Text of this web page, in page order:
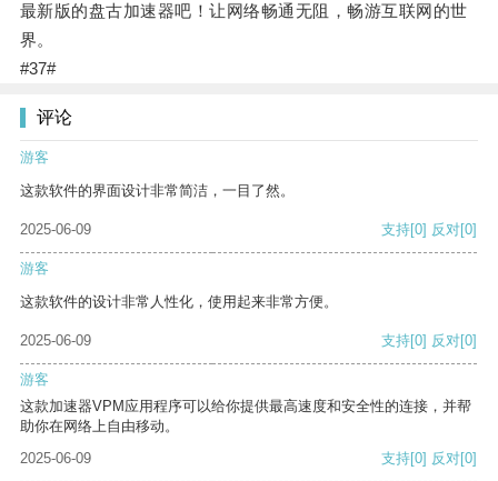
最新版的盘古加速器吧！让网络畅通无阻，畅游互联网的世
界。
#37#
评论
游客
这款软件的界面设计非常简洁，一目了然。
2025-06-09 支持[0] 反对[0]
游客
这款软件的设计非常人性化，使用起来非常方便。
2025-06-09 支持[0] 反对[0]
游客
这款加速器VPM应用程序可以给你提供最高速度和安全性的连接，并帮
助你在网络上自由移动。
2025-06-09
支持[0] 反对[0]